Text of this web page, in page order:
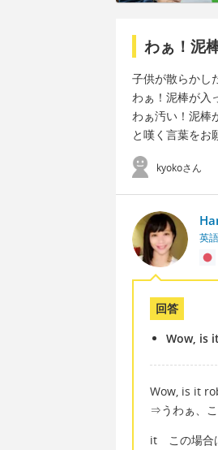
わぁ！泥
子供が散らかし
わぁ！泥棒が入
わぁ汚い！泥棒
と嘆く言葉をお
kyokoさん
英
回答
Wow, is
Wow, is it
⇒うわぁ、
it この場合